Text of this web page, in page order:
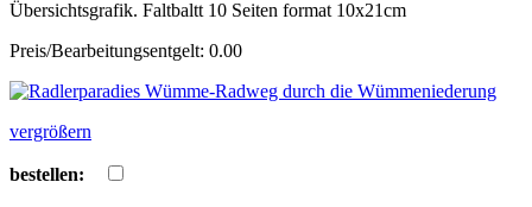
Übersichtsgrafik. Faltbaltt 10 Seiten format 10x21cm
Preis/Bearbeitungsentgelt: 0.00
vergrößern
bestellen: